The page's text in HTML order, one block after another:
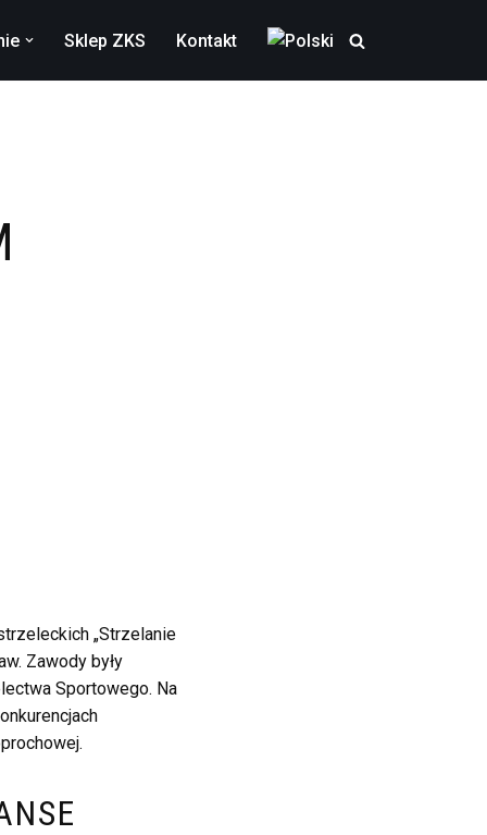
Sklep ZKS Kontakt
„Strzelanie
Zawody były
Sportowego. Na